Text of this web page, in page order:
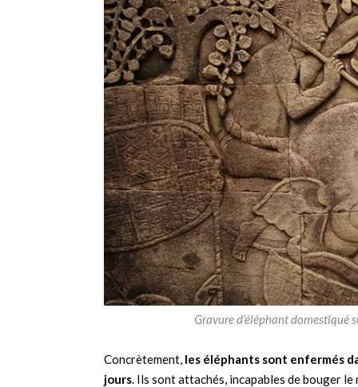
Gravure d’éléphant domestiqué
Concrètement, les éléphants sont enfermés
jours. Ils sont attachés, incapables de bouger